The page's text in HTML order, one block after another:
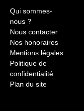
Qui sommes-
nous ?
Nous contacter
Nos honoraires
Mentions légales
Politique de
confidentialité
Plan du site